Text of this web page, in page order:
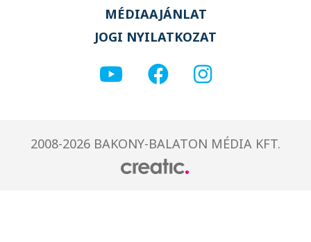
MÉDIAAJÁNLAT
JOGI NYILATKOZAT
2008-2026 BAKONY-BALATON MÉDIA KFT.